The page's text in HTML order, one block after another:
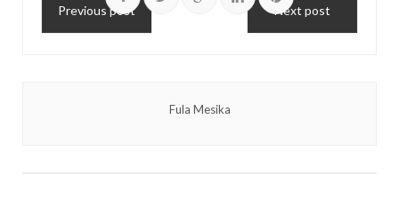
Previous post Next post
Fula Mesika